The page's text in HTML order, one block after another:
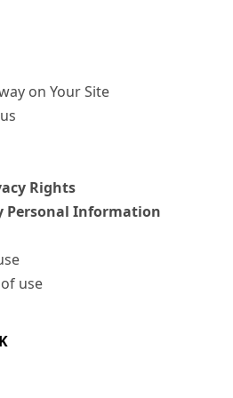
on Your Site
Rights
Personal Information
use